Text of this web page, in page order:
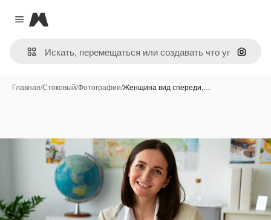
Close menu
Magnific
Поиск
Главная/Стоковый/Фотографии/Женщина вид спереди,…